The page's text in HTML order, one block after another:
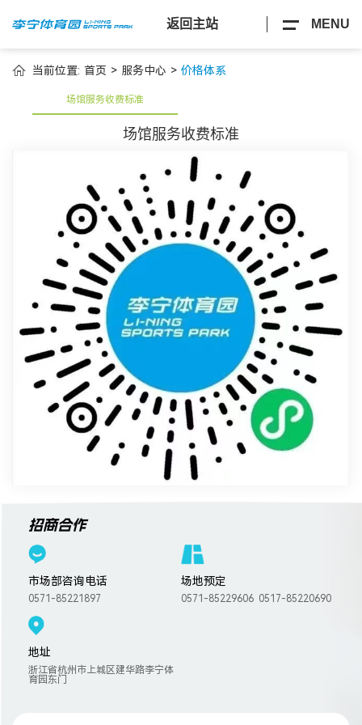
返回主站 MENU
当前位置: 首页 > 服务中心 > 价格体系
场馆服务收费标准
场馆服务收费标准
招商合作
市场部咨询电话
0571-85221897
场地预定
0571-85229606 0517-85220690
地址
浙江省杭州市上城区建华路李宁体
育园东门